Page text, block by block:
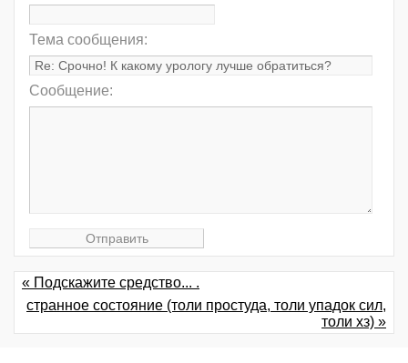
Тема сообщения:
Сообщение:
« Подскажите средство... .
странное состояние (толи простуда, толи упадок сил,
толи хз) »